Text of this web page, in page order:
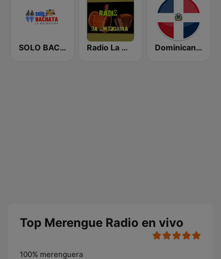
SOLO BACHATA Radio La Merenguera RD Dominicana 041
Top Merengue Radio en vivo
100% merenguera